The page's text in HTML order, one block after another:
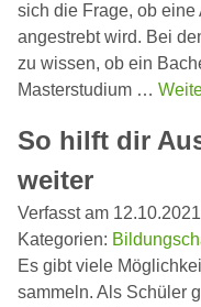
sich die Frage, ob
angestrebt wird. Bei
zu wissen, ob ein
Masterstudium …
So hilft dir
weiter
Verfasst am 12.10.2021
Kategorien:
Es gibt viele
sammeln. Als Schüler